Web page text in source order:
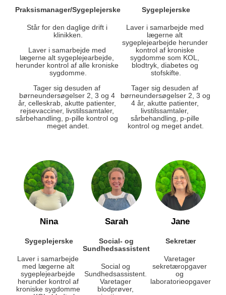
Praksismanager/Sygeplejerske
Står for den daglige drift i
klinikken.
Laver i samarbejde med
lægerne alt sygeplejearbejde,
herunder kontrol af alle kroniske
sygdomme.
Tager sig desuden af
børneundersøgelser 2, 3 og 4
år, celleskrab, akutte patienter,
rejsevacciner, livstilssamtaler,
sårbehandling, p-pille kontrol og
meget andet.
Sygeplejerske
Laver i samarbejde med
lægerne alt
sygeplejearbejde herunder
kontrol af kroniske
sygdomme som KOL,
blodtryk, diabetes og
stofskifte.
Tager sig desuden af
børneundersøgelser 2, 3 og
4 år, akutte patienter,
livstilssamtaler,
sårbehandling, p-pille
kontrol og meget andet.
Nina
Sygeplejerske
Laver i samarbejde
med lægerne alt
sygeplejearbejde
herunder kontrol af
kroniske sygdomme
Sarah
Social- og
Sundhedsassistent
Social og
Sundhedsassistent.
Varetager
blodprøver,
Jane
Sekretær
Varetager
sekretæropgaver
og
laboratorieopgaver